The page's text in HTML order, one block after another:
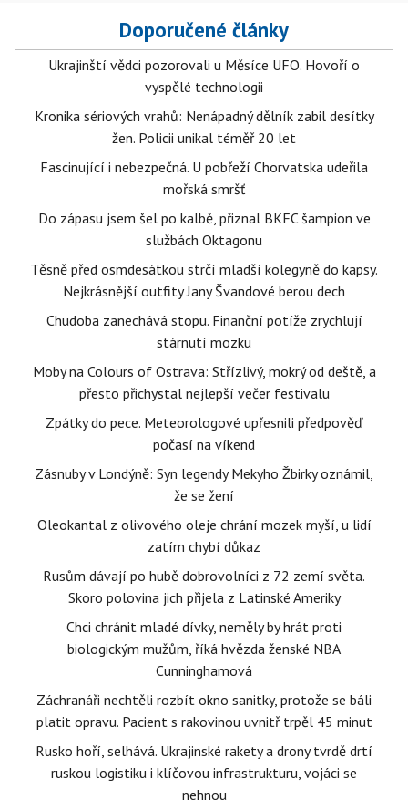
Doporučené články
Ukrajinští vědci pozorovali u Měsíce UFO. Hovoří o
vyspělé technologii
Kronika sériových vrahů: Nenápadný dělník zabil desítky
žen. Policii unikal téměř 20 let
Fascinující i nebezpečná. U pobřeží Chorvatska udeřila
mořská smršť
Do zápasu jsem šel po kalbě, přiznal BKFC šampion ve
službách Oktagonu
Těsně před osmdesátkou strčí mladší kolegyně do kapsy.
Nejkrásnější outfity Jany Švandové berou dech
Chudoba zanechává stopu. Finanční potíže zrychlují
stárnutí mozku
Moby na Colours of Ostrava: Střízlivý, mokrý od deště, a
přesto přichystal nejlepší večer festivalu
Zpátky do pece. Meteorologové upřesnili předpověď
počasí na víkend
Zásnuby v Londýně: Syn legendy Mekyho Žbirky oznámil,
že se žení
Oleokantal z olivového oleje chrání mozek myší, u lidí
zatím chybí důkaz
Rusům dávají po hubě dobrovolníci z 72 zemí světa.
Skoro polovina jich přijela z Latinské Ameriky
Chci chránit mladé dívky, neměly by hrát proti
biologickým mužům, říká hvězda ženské NBA
Cunninghamová
Záchranáři nechtěli rozbít okno sanitky, protože se báli
platit opravu. Pacient s rakovinou uvnitř trpěl 45 minut
Rusko hoří, selhává. Ukrajinské rakety a drony tvrdě drtí
ruskou logistiku i klíčovou infrastrukturu, vojáci se
nehnou